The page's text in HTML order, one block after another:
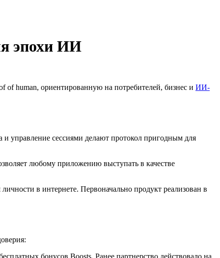
эпохи ИИ
of human, ориентированную на потребителей, бизнес и ИИ-
и управление сессиями делают протокол пригодным для
любому приложению выступать в качестве
в интернете. Первоначально продукт реализован в
бонусов Boosts. Ранее партнерство действовало на